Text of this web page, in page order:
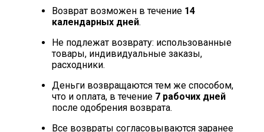
Возврат возможен в течение 14
календарных дней.
Не подлежат возврату: использованные
товары, индивидуальные заказы,
расходники.
Деньги возвращаются тем же способом,
что и оплата, в течение 7 рабочих дней
после одобрения возврата.
Все возвраты согласовываются заранее